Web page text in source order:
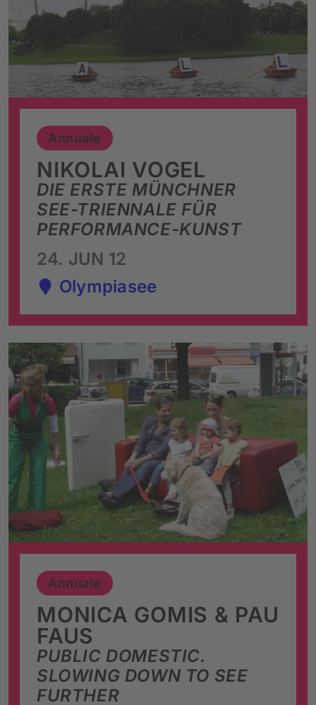
Annuale
DIE ERSTE MÜNCHNER
SEE-TRIENNALE FÜR
PERFORMANCE-KUNST
NIKOLAI VOGEL
24. JUN 12
Olympiasee
Annuale
PUBLIC DOMESTIC.
SLOWING DOWN TO SEE
FURTHER
MONICA GOMIS & PAU
FAUS